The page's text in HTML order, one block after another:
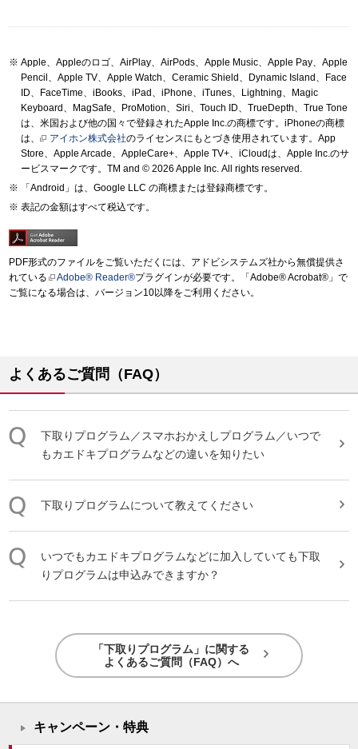
Apple、Appleのロゴ、AirPlay、AirPods、Apple Music、Apple Pay、Apple
Pencil、Apple TV、Apple Watch、Ceramic Shield、Dynamic Island、Face
ID、FaceTime、iBooks、iPad、iPhone、iTunes、Lightning、Magic
Keyboard、MagSafe、ProMotion、Siri、Touch ID、TrueDepth、True Tone
は、米国および他の国々で登録されたApple Inc.の商標です。iPhoneの商標
は、
アイホン株式会社のライセンスにもとづき使用されています。App
Store、Apple Arcade、AppleCare+、Apple TV+、iCloudは、Apple Inc.のサ
ービスマークです。TM and © 2026 Apple Inc. All rights reserved.
「Android」は、Google LLC の商標または登録商標です。
表記の金額はすべて税込です。
PDF形式のファイルをご覧いただくには、アドビシステムズ社から無償提供さ
れている
Adobe® Reader®プラグインが必要です。「Adobe® Acrobat®」で
ご覧になる場合は、バージョン10以降をご利用ください。
よくあるご質問（FAQ）
下取り プログラム ／スマホおかえしプログラム／いつで
もカエドキプログラムなどの違いを知りたい
下取り プログラムについて教えてください
いつでもカエドキプログラムなどに加入していても下取
り プログラムは申込みできますか？
「下取りプログラム」に関する
よくあるご質問（FAQ）へ
キャンペーン・特典